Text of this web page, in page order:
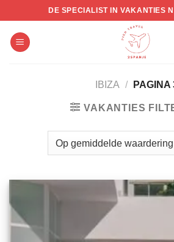
to
content
DE SPECIALIST IN VAKANTIES
IBIZA / PAGINA
VAKANTIES